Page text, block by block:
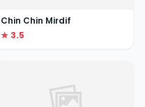
Chin Chin Mirdif
★ 3.5